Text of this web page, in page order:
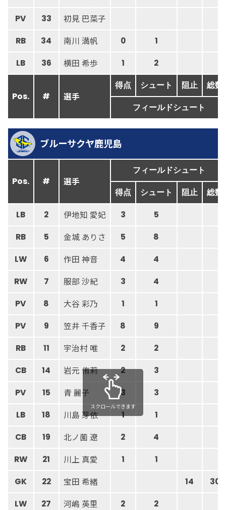
PV 33 初見 巴菜子
RB 34 南川 満帆 0 1
LB 36 横田 希歩 1 2
Pos. # 選手
得点 シュート 阻止 総数
フィールドシュート
ブルーサクヤ鹿児島
Pos. # 選手
フィールドシュート
得点 シュート 阻止 総数
LB 2 伊地知 愛妃 3 5
RB 5 金城 ありさ 5 8
LW 6 作田 神音 4 4
RW 7 服部 沙紀 3 4
PV 8 大谷 彩乃 1 1
PV 9 笠井 千香子 8 9
RB 11 宇治村 唯 2 2
CB 14 岩元 侑莉 2 3
PV 15 青 麗子 3 3
LB 18 川島 芽依 1 1
CB 19 北ノ薗 遼 2 4
RW 21 川上 真愛 1 1
GK 22 宝田 希緒 14 30
LW 27 河嶋 英里 2 2
スクロールできます